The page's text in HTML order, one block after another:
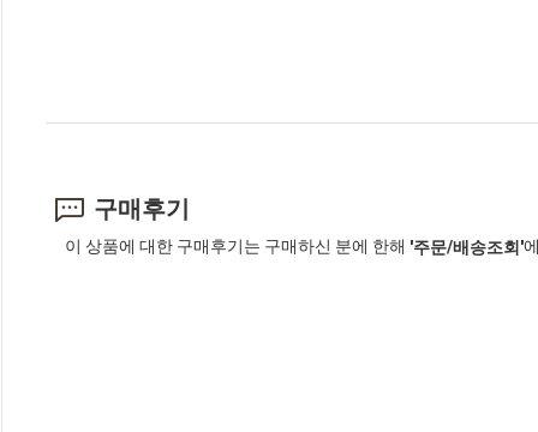
구매후기
이 상품에 대한 구매후기는 구매하신 분에 한해 '주문/배송조회'